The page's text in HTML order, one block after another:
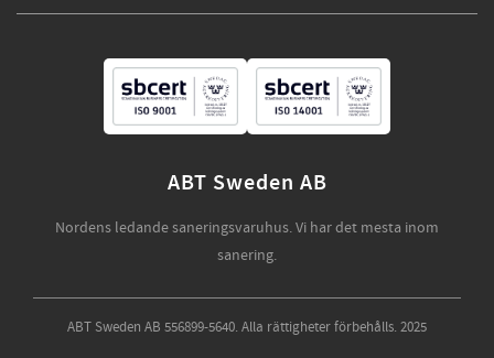
ABT Sweden AB
Nordens ledande saneringsvaruhus. Vi har det mesta inom
sanering.
ABT Sweden AB 556899-5640. Alla rättigheter förbehålls. 2025